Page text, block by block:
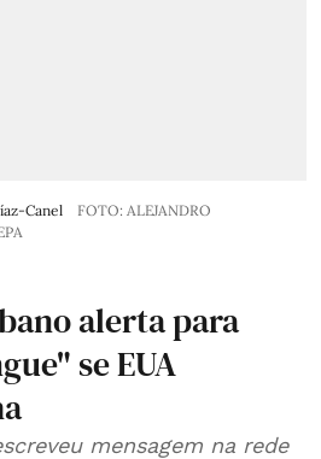
Canel
FOTO: ALEJANDRO
alerta para
se EUA
mensagem na rede